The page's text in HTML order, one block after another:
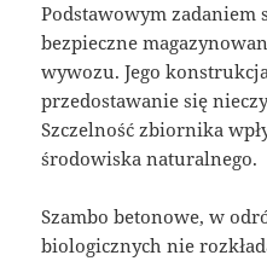
Podstawowym zadaniem
bezpieczne
wywozu. Jego
przedostawanie się
Szczelność zbiornika
środowiska naturalnego.
Szambo betonowe, w
biologicznych nie